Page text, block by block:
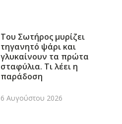
Του Σωτήρος μυρίζει
τηγανητό ψάρι και
γλυκαίνουν τα πρώτα
σταφύλια. Τι λέει η
παράδοση
6 Αυγούστου 2026